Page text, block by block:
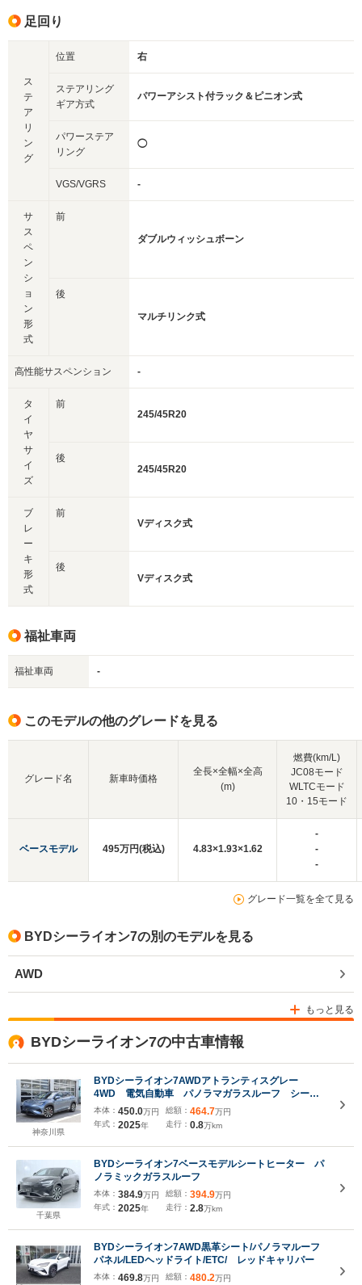
足回り
ス
テ
ア
リ
ン
グ
位置 右
ステアリング
ギア方式
パワーアシスト付ラック＆ピニオン式
パワーステア
リング
◯
VGS/VGRS -
サ
ス
ペ
ン
シ
ョ
ン
形
式
前
ダブルウィッシュボーン
後
マルチリンク式
高性能サスペンション -
タ
イ
ヤ
サ
イ
ズ
前
245/45R20
後
245/45R20
ブ
レ
ー
キ
形
式
前
Vディスク式
後
Vディスク式
福祉車両
福祉車両 -
このモデルの他のグレードを見る
グレード名
ベースモデル
新車時価格
全長×全幅×全高
(m)
燃費(km/L)
JC08モード
WLTCモード
10・15モード
495万円(税込) 4.83×1.93×1.62
-
-
-
グレード一覧を全て見る
BYDシーライオン7の別のモデルを見る
AWD
もっと見る
BYDシーライオン7の中古車情報
神奈川県
BYDシーライオン7AWDアトランティスグレー
4WD 電気自動車 パノラマガラスルーフ シート
ヒーター シートクーラー 360度カメラ レッドキ
ャリパー 1オーナー ヘッドアップディスプレイ
アダプティブクルーズ レザーシート
本体： 450.0万円
年式： 2025年
総額： 464.7万円
走行： 0.8万km
千葉県
BYDシーライオン7ベースモデルシートヒーター パ
ノラミックガラスルーフ
本体： 384.9万円
年式： 2025年
総額： 394.9万円
走行： 2.8万km
BYDシーライオン7AWD黒革シート/パノラマルーフ
パネル/LEDヘッドライト/ETC/ レッドキャリパー
本体： 469.8万円
総額： 480.2万円